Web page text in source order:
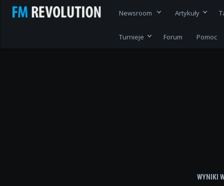
Newsroom Artykuły
Turnieje Forum Pomoc
WYNIKI